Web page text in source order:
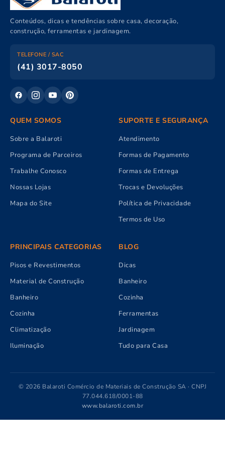
Conteúdos, dicas e tendências sobre casa, decoração,
construção, ferramentas e jardinagem.
TELEFONE / SAC
(41) 3017-8050
QUEM SOMOS
Sobre a Balaroti
Programa de Parceiros
Trabalhe Conosco
Nossas Lojas
Mapa do Site
SUPORTE E SEGURANÇA
Atendimento
Formas de Pagamento
Formas de Entrega
Trocas e Devoluções
Política de Privacidade
Termos de Uso
PRINCIPAIS CATEGORIAS
Pisos e Revestimentos
Material de Construção
Banheiro
Cozinha
Climatização
Iluminação
BLOG
Dicas
Banheiro
Cozinha
Ferramentas
Jardinagem
Tudo para Casa
© 2026 Balaroti Comércio de Materiais de Construção SA · CNPJ
77.044.618/0001-88
www.balaroti.com.br